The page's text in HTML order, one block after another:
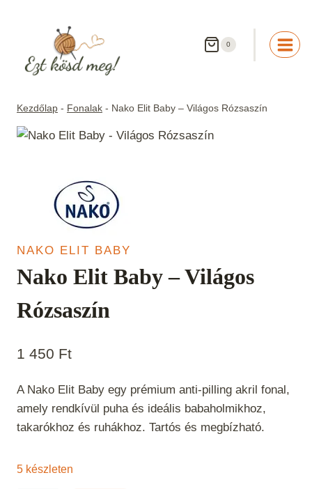
0
Kezdőlap - Fonalak - Nako Elit Baby – Világos Rózsaszín
NAKO ELIT BABY
Nako Elit Baby – Világos
Rózsaszín
1 450 Ft
A Nako Elit Baby egy prémium anti-pilling akril fonal,
amely rendkívül puha és ideális babaholmikhoz,
takarókhoz és ruhákhoz. Tartós és megbízható.
5 készleten